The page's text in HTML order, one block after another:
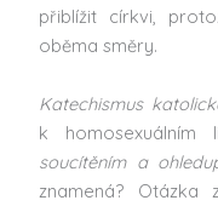
přiblížit církvi,
oběma směry.
Katechismus
k homosexuálním
soucítěním a
znamená?